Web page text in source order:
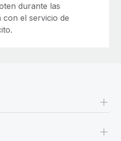
durante las
el servicio de
+
+